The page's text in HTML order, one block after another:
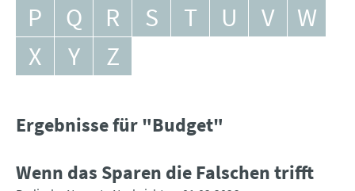
P
Q R S T U V
W
X
Y Z
Ergebnisse für "Budget"
Wenn das Sparen die Falschen trifft